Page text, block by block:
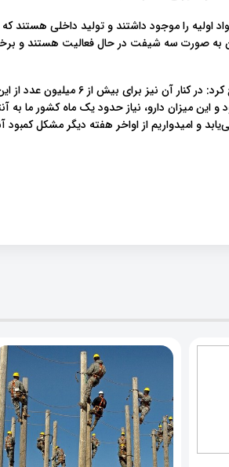
اولیه را موجود داشتند و تولید داخلی
به صورت سه شیفت در حال فعالیت هستند و
رئیس سازمان غذا و دارو تصریح
و این میزان دارو، نیاز حدود یک ماه کشور ما به
و امیدواریم از اواخر هفته دیگر مشکل کمبود